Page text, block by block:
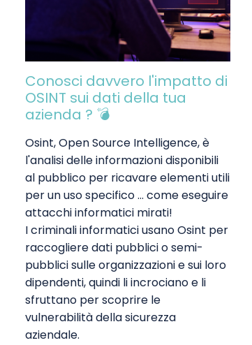
Conosci davvero l'impatto di
OSINT sui dati della tua
azienda ? 💣
Osint, Open Source Intelligence, è
l'analisi delle informazioni disponibili
al pubblico per ricavare elementi utili
per un uso specifico ... come eseguire
attacchi informatici mirati!
I criminali informatici usano Osint per
raccogliere dati pubblici o semi-
pubblici sulle organizzazioni e sui loro
dipendenti, quindi li incrociano e li
sfruttano per scoprire le
vulnerabilità della sicurezza
aziendale.